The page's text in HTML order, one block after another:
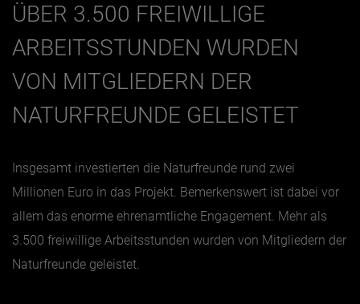
ÜBER 3.500 FREIWILLIGE
ARBEITSSTUNDEN WURDEN
VON MITGLIEDERN DER
NATURFREUNDE GELEISTET
Insgesamt investierten die Naturfreunde rund zwei
Millionen Euro in das Projekt. Bemerkenswert ist dabei vor
allem das enorme ehrenamtliche Engagement. Mehr als
3.500 freiwillige Arbeitsstunden wurden von Mitgliedern der
Naturfreunde geleistet.